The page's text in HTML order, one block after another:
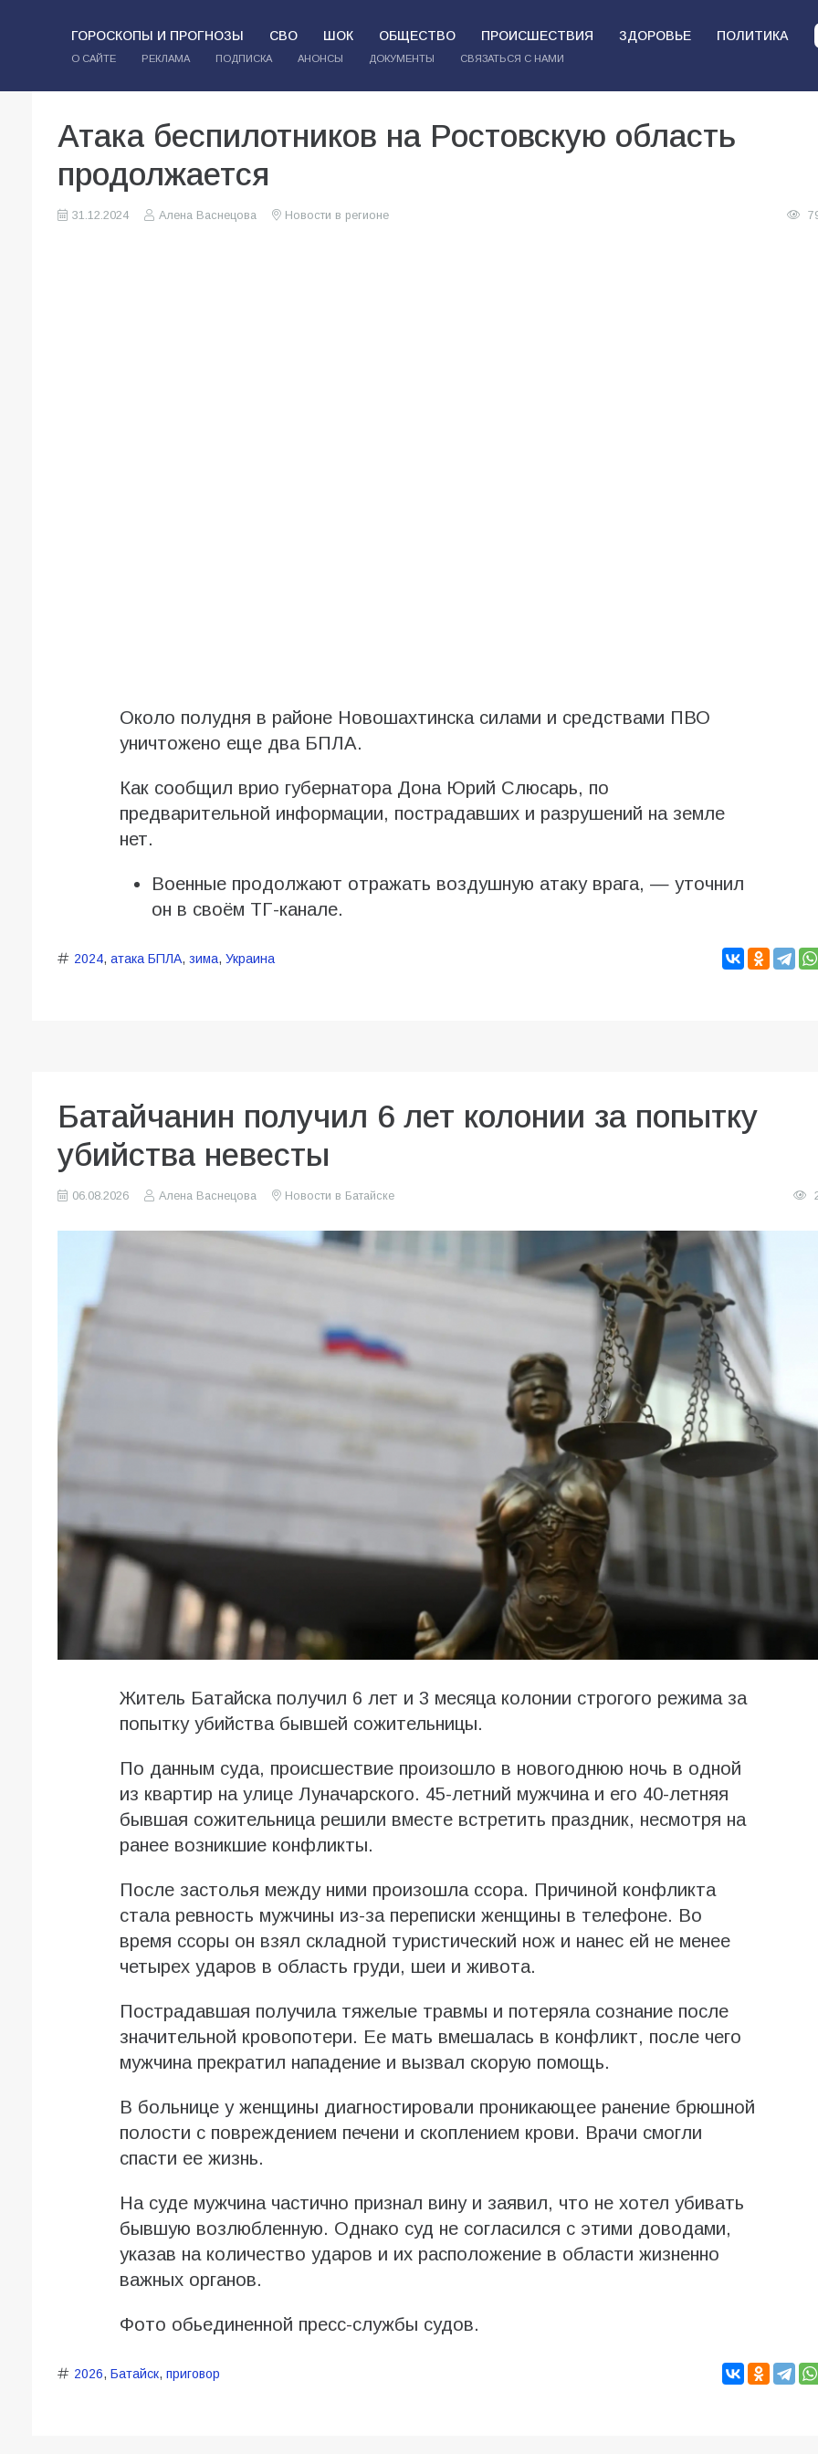
ГОРОСКОПЫ И ПРОГНОЗЫ СВО ШОК ОБЩЕСТВО ПРОИСШЕСТВИЯ ЗДОРОВЬЕ ПОЛИТИКА
О САЙТЕ РЕКЛАМА ПОДПИСКА АНОНСЫ ДОКУМЕНТЫ СВЯЗАТЬСЯ С НАМИ
Атака беспилотников на Ростовскую область
продолжается
31.12.2024 Алена Васнецова Новости в регионе
Около полудня в районе Новошахтинска силами и средствами ПВО
уничтожено еще два БПЛА.
Как сообщил врио губернатора Дона Юрий Слюсарь, по
предварительной информации, пострадавших и разрушений на земле
нет.
Военные продолжают отражать воздушную атаку врага, — уточнил
он в своём ТГ-канале.
2024, атака БПЛА, зима, Украина
Батайчанин получил 6 лет колонии за попытку
убийства невесты
06.08.2026 Алена Васнецова Новости в Батайске
Житель Батайска получил 6 лет и 3 месяца колонии строгого режима за
попытку убийства бывшей сожительницы.
По данным суда, происшествие произошло в новогоднюю ночь в одной
из квартир на улице Луначарского. 45-летний мужчина и его 40-летняя
бывшая сожительница решили вместе встретить праздник, несмотря на
ранее возникшие конфликты.
После застолья между ними произошла ссора. Причиной конфликта
стала ревность мужчины из-за переписки женщины в телефоне. Во
время ссоры он взял складной туристический нож и нанес ей не менее
четырех ударов в область груди, шеи и живота.
Пострадавшая получила тяжелые травмы и потеряла сознание после
значительной кровопотери. Ее мать вмешалась в конфликт, после чего
мужчина прекратил нападение и вызвал скорую помощь.
В больнице у женщины диагностировали проникающее ранение брюшной
полости с повреждением печени и скоплением крови. Врачи смогли
спасти ее жизнь.
На суде мужчина частично признал вину и заявил, что не хотел убивать
бывшую возлюбленную. Однако суд не согласился с этими доводами,
указав на количество ударов и их расположение в области жизненно
важных органов.
Фото обьединенной пресс-службы судов.
2026, Батайск, приговор